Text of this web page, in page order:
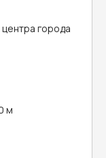
центра города
м